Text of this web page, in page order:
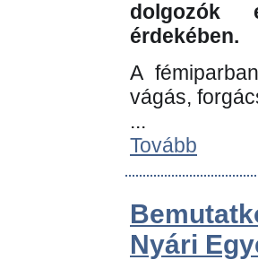
dolgozók
érdekében.
A
vágás,
...
Tovább
Nyári